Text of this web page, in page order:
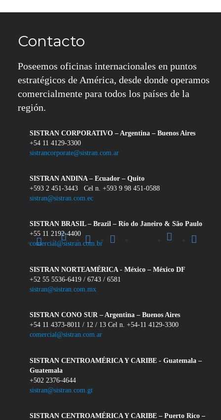
Twitter FacebookLinkedinInstagram Contacto
Contacto
Poseemos oficinas internacionales en puntos
estratégicos de América, desde donde operamos
comercialmente para todos los países de la
región.
SISTRAN CORPORATIVO – Argentina – Buenos Aires
+54 11 4129-3300
sistrancorporate@sistran.com.ar
SISTRAN ANDINA – Ecuador – Quito
+593 2 451-3443 Cel n. +593 9 98 451-0588
sistran@sistran.com.ec
SISTRAN BRASIL – Brazil – Río do Janeiro & São Paulo
+55 11 2192-4400
comercial@sistran.com.br
SISTRAN NORTEAMÉRICA - México – México DF
+52 55 5536-6419 / 6743 / 6581
sistran@sistran.com.mx
SISTRAN CONO SUR – Argentina – Buenos Aires
+54 11 4373-8011 / 12 / 13 Cel n. +54-11 4129-3300
comercial@sistran.com.ar
SISTRAN CENTROAMÉRICA Y CARIBE - Guatemala –
Guatemala
+502 2376-4644
sistran@sistran.com.gt
SISTRAN CENTROAMÉRICA Y CARIBE – Puerto Rico –